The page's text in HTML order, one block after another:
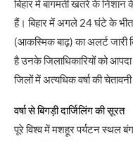
बिहार में बागमती खतरे के निशान
हैं। बिहार में अगले 24 घंटे के
(आकस्मिक बाढ़) का अलर्ट जारी
है उनके जिलाधिकारियों को
जिलों में अत्यधिक वर्षा की
वर्षा से बिगड़ी दार्जिलिंग की सूरत
पूरे विश्व में मशहूर पर्यटन स्थल